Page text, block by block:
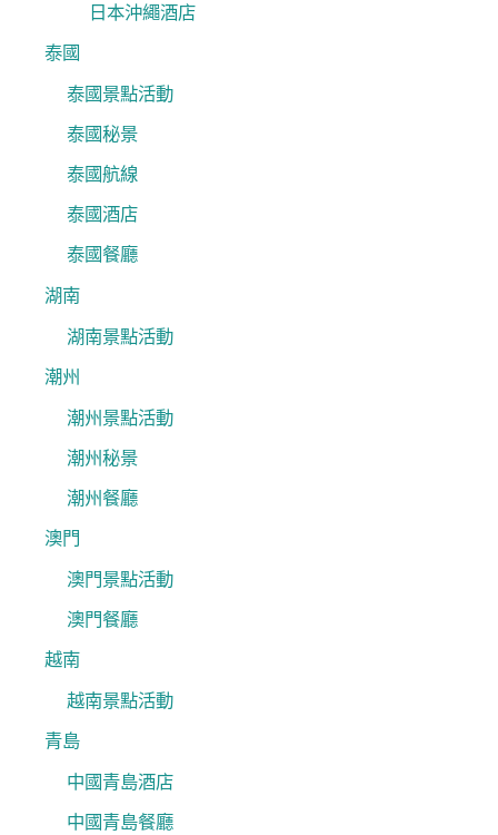
日本沖繩酒店
泰國
泰國景點活動
泰國秘景
泰國航線
泰國酒店
泰國餐廳
湖南
湖南景點活動
潮州
潮州景點活動
潮州秘景
潮州餐廳
澳門
澳門景點活動
澳門餐廳
越南
越南景點活動
青島
中國青島酒店
中國青島餐廳